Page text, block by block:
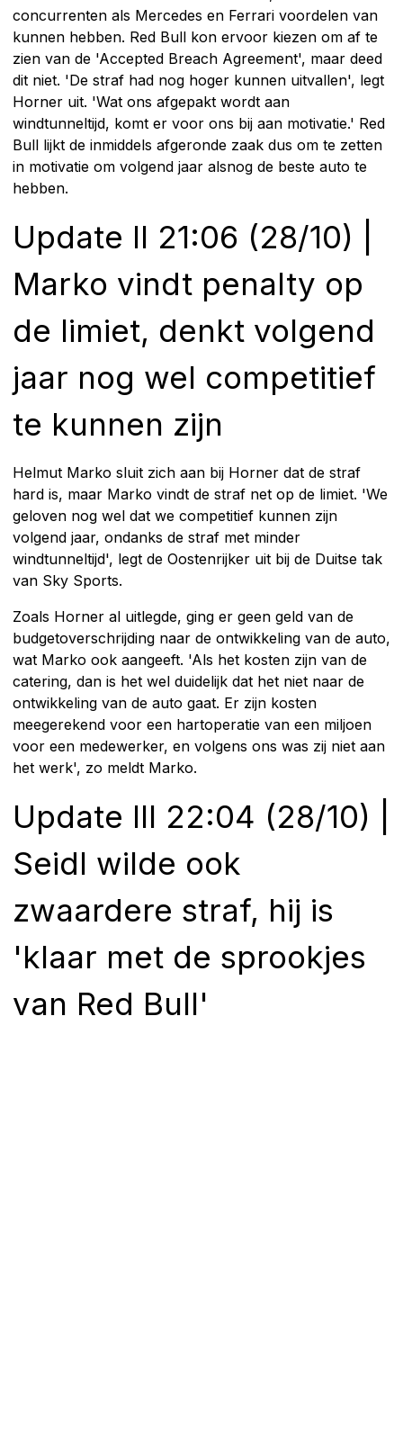
concurrenten als Mercedes en Ferrari voordelen van
kunnen hebben. Red Bull kon ervoor kiezen om af te
zien van de 'Accepted Breach Agreement', maar deed
dit niet. 'De straf had nog hoger kunnen uitvallen', legt
Horner uit. 'Wat ons afgepakt wordt aan
windtunneltijd, komt er voor ons bij aan motivatie.' Red
Bull lijkt de inmiddels afgeronde zaak dus om te zetten
in motivatie om volgend jaar alsnog de beste auto te
hebben.
Update II 21:06 (28/10) |
Marko vindt penalty op
de limiet, denkt volgend
jaar nog wel competitief
te kunnen zijn
Helmut Marko sluit zich aan bij Horner dat de straf
hard is, maar Marko vindt de straf net op de limiet. 'We
geloven nog wel dat we competitief kunnen zijn
volgend jaar, ondanks de straf met minder
windtunneltijd', legt de Oostenrijker uit bij de Duitse tak
van Sky Sports.
Zoals Horner al uitlegde, ging er geen geld van de
budgetoverschrijding naar de ontwikkeling van de auto,
wat Marko ook aangeeft. 'Als het kosten zijn van de
catering, dan is het wel duidelijk dat het niet naar de
ontwikkeling van de auto gaat. Er zijn kosten
meegerekend voor een hartoperatie van een miljoen
voor een medewerker, en volgens ons was zij niet aan
het werk', zo meldt Marko.
Update III 22:04 (28/10) |
Seidl wilde ook
zwaardere straf, hij is
'klaar met de sprookjes
van Red Bull'